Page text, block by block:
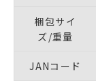
梱包サイ
ズ/重量
JANコード